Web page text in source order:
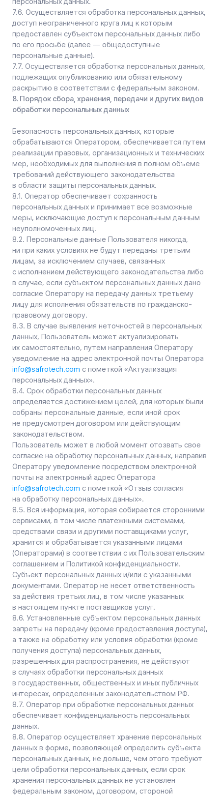
по которому является субъект персональных данных.
8.9. Условием прекращения обработки персональных
данных может являться достижение целей обработки
персональных данных, истечение срока действия
согласия субъекта персональных данных, отзыв
согласия субъектом персональных данных или
требование о прекращении обработки персональных
данных, а также выявление неправомерной обработки
персональных данных.
9. Перечень действий, производимых Оператором
с полученными персональными данными
9.1. Оператор осуществляет сбор, запись,
(обновление, изменение), извлечение, использование,
передачу (распространение, предоставление, доступ),
обезличивание, блокирование, удаление
и уничтожение персональных данных.
9.2. Оператор осуществляет автоматизированную
обработку персональных данных с получением и/или
передачей полученной информации
по информационно-телекоммуникационным сетям или
без таковой.
10. Трансграничная передача персональных данных
10.1. Оператор до начала осуществления деятельности
по трансграничной передаче персональных данных
обязан уведомить уполномоченный орган по защите
прав субъектов персональных данных о своем
персональных данных (такое уведомление
направляется отдельно от уведомления о намерении
осуществлять обработку персональных данных).
10.2. Оператор до подачи вышеуказанного
уведомления, обязан получить от органов власти
иностранного государства, иностранных физических
лиц, иностранных юридических лиц, которым
планируется трансграничная передача персональных
данных, соответствующие сведения.
Оператор и иные лица, получившие доступ
к персональным данным, обязаны не раскрывать
третьим лицам и не распространять персональные
данные без согласия субъекта персональных данных,
если иное не предусмотрено федеральным законом.
12. Заключительные положения
12.1. Пользователь может получить любые
разъяснения по интересующим вопросам,
касающимся обработки его персональных данных,
обратившись к Оператору с помощью электронной
почтыinfo@safrotech.com
12.2. В данном документе будут отражены любые
изменения политики обработки персональных данных
Оператором. Политика действует бессрочно
до замены ее новой версией.
12.3. Актуальная версия Политики в свободном
доступе расположена в сети Интернет по адресу
safrotech.com/privacy.
Южно-Сахалинск,
пр. Мира, 426, офис 404
Перейти к карте
Иркутская область,
Усть-Кут, ул. Кирова, 90
Перейти к карте
Санкт-Петербург,
БЦ Смоленский, ул. Уральская, 4
Перейти к карте
+7 (812) 218-88-88
info@safrotech.com